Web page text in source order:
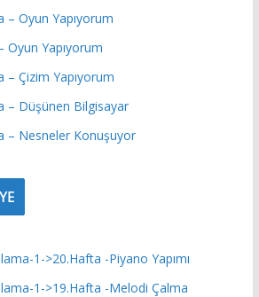
– Oyun Yapıyorum
Oyun Yapıyorum
– Çizim Yapıyorum
– Düşünen Bilgisayar
– Nesneler Konuşuyor
1->20.Hafta -Piyano Yapımı
1->19.Hafta -Melodi Çalma